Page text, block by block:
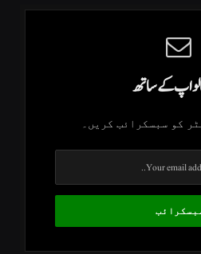
اپ کے ساتھ
کو سبسکرائب کریں۔